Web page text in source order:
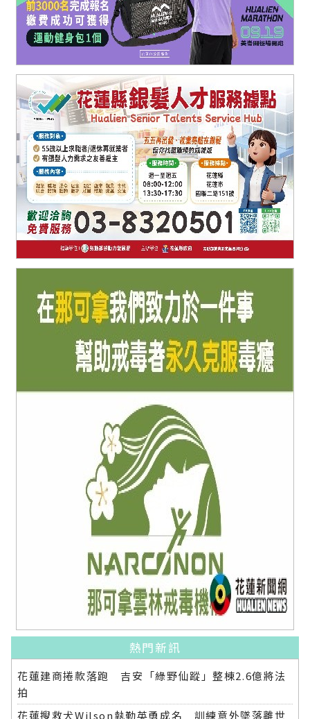
熱門新訊
花蓮建商捲款落跑 吉安「綠野仙蹤」整棟2.6億將法
拍
花蓮搜救犬Wilson執勤英勇成名 訓練意外墜落離世